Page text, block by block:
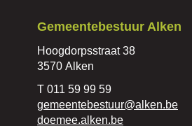
Contact
Gemeentebestuur Alken
Adres
Hoogdorpsstraat 38
,3570 Alken
Tel.011 59 99 59
E-
mail
gemeentebestuur@alken.be
Website
doemee.alken.be